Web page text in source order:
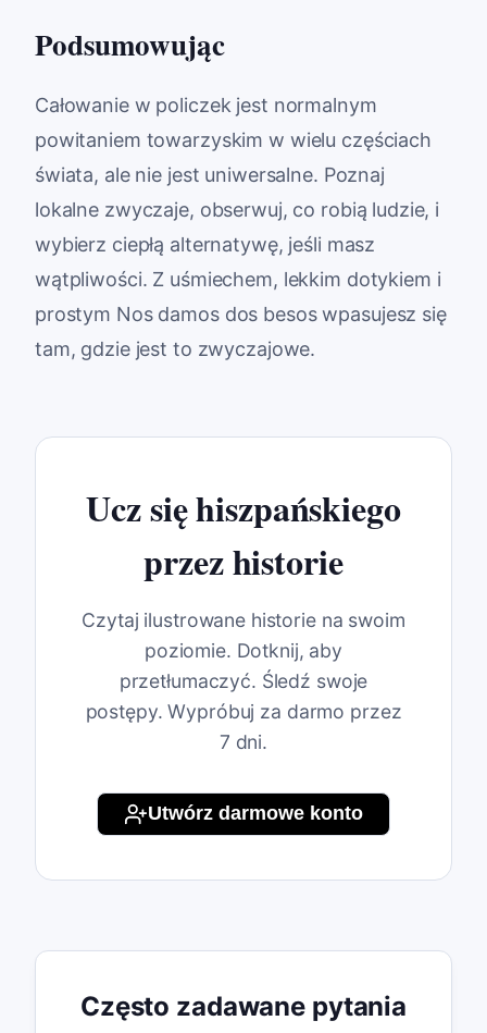
Podsumowując
Całowanie w policzek jest normalnym
powitaniem towarzyskim w wielu częściach
świata, ale nie jest uniwersalne. Poznaj
lokalne zwyczaje, obserwuj, co robią ludzie, i
wybierz ciepłą alternatywę, jeśli masz
wątpliwości. Z uśmiechem, lekkim dotykiem i
prostym Nos damos dos besos wpasujesz się
tam, gdzie jest to zwyczajowe.
Ucz się hiszpańskiego
przez historie
Czytaj ilustrowane historie na swoim
poziomie. Dotknij, aby
przetłumaczyć. Śledź swoje
postępy. Wypróbuj za darmo przez
7 dni.
Utwórz darmowe konto
Często zadawane pytania